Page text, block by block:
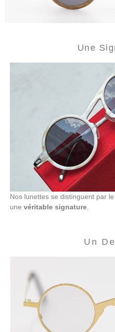
Une
Nos lunettes se distinguent par le
une véritable signature
Un